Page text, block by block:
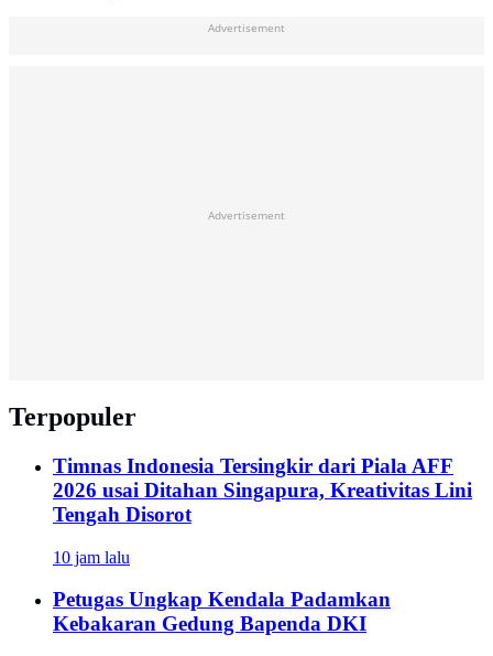
Advertisement
Advertisement
Terpopuler
Timnas Indonesia Tersingkir dari Piala AFF
2026 usai Ditahan Singapura, Kreativitas Lini
Tengah Disorot
10 jam lalu
Petugas Ungkap Kendala Padamkan
Kebakaran Gedung Bapenda DKI